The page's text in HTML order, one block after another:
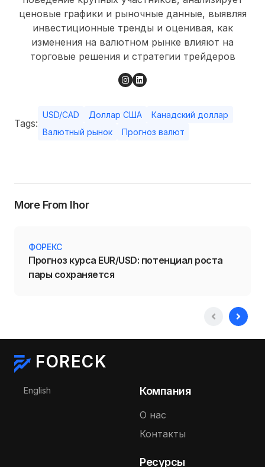
ценовые графики и рыночные данные, выявляя
инвестиционные тренды и оценивая, как
изменения на валютном рынке влияют на
торговые решения и стратегии трейдеров
Tags:
USD/CAD Доллар США
Канадский доллар
Валютный рынок
Прогноз валют
More From Ihor
ФОРЕКС
Прогноз курса EUR/USD: потенциал роста
пары сохраняется
FORECK
Выберите язык
English Компания
О нас
Контакты
Ресурсы